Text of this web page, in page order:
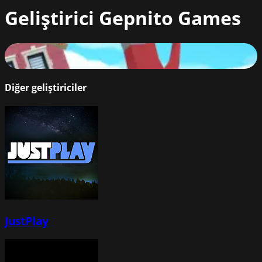
Geliştirici Gepnito Games
Puppetman: Ragdoll Puzzle
82%
Diğer geliştiriciler
JustPlay